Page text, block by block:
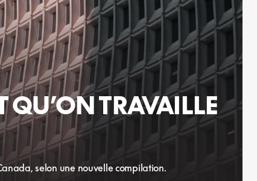
TRAVAILLE
selon une nouvelle compilation.